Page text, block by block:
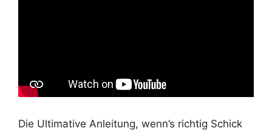
Die Ultimative Anleitung, wenn’s richtig Schick